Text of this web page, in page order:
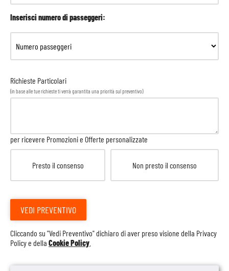
Inserisci numero di passeggeri:
Richieste Particolari
(in base alle tue richieste ti verrà garantita una priorità sul preventivo)
per ricevere Promozioni e Offerte personalizzate
Presto il consenso Non presto il consenso
VEDI PREVENTIVO
Cliccando su "Vedi Preventivo" dichiaro di aver preso visione della Privacy
Policye della Cookie Policy